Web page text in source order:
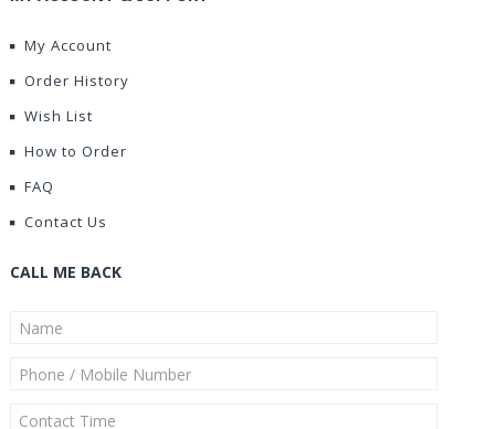
My Account
Order History
Wish List
How to Order
FAQ
Contact Us
CALL ME BACK